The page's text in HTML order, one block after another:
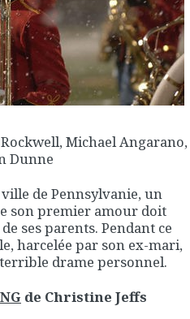
Michael Angarano,
Dunne
de Pennsylvanie, un
son premier amour doit
ses parents. Pendant ce
harcelée par son ex-mari,
drame personnel.
de Christine Jeffs